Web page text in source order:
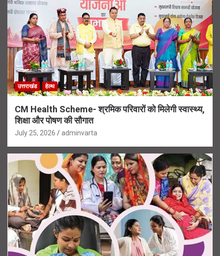
उत्तराखंड हेल्थ
CM Health Scheme- श्रमिक परिवारों को मिलेगी स्वास्थ्य,
शिक्षा और पोषण की सौगात
July 25, 2026 adminvarta